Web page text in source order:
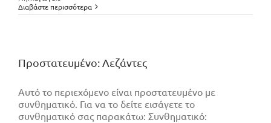
Διαβάστε περισσότερα
Πρoστατευμένο: Λεζάντες
Αυτό το περιεχόμενο είναι προστατευμένο με
συνθηματικό. Για να το δείτε εισάγετε το
συνθηματικό σας παρακάτω: Συνθηματικό: